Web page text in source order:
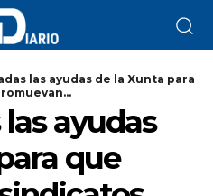
las ayudas de la Xunta para
ayudas
que